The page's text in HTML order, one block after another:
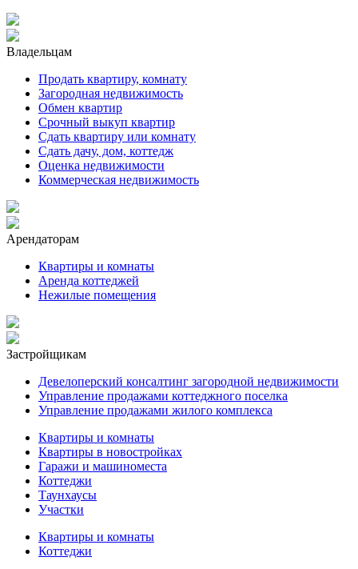
Владельцам
Продать квартиру, комнату
Загородная недвижимость
Обмен квартир
Срочный выкуп квартир
Сдать квартиру или комнату
Сдать дачу, дом, коттедж
Оценка недвижимости
Коммерческая недвижимость
Арендаторам
Квартиры и комнаты
Аренда коттеджей
Нежилые помещения
Застройщикам
Девелоперский консалтинг загородной недвижимости
Управление продажами коттеджного поселка
Управление продажами жилого комплекса
Квартиры и комнаты
Квартиры в новостройках
Гаражи и машиноместа
Коттеджи
Таунхаусы
Участки
Квартиры и комнаты
Коттеджи